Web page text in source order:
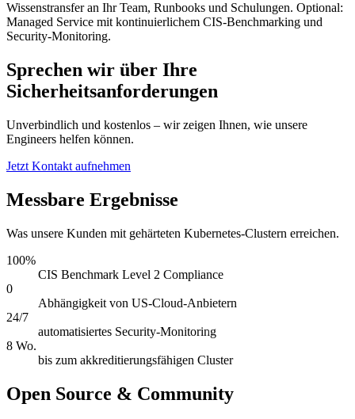
Wissenstransfer an Ihr Team, Runbooks und Schulungen. Optional:
Managed Service mit kontinuierlichem CIS-Benchmarking und
Security-Monitoring.
Sprechen wir über Ihre
Sicherheitsanforderungen
Unverbindlich und kostenlos – wir zeigen Ihnen, wie unsere
Engineers helfen können.
Jetzt Kontakt aufnehmen
Messbare Ergebnisse
Was unsere Kunden mit gehärteten Kubernetes-Clustern erreichen.
100%
CIS Benchmark Level 2 Compliance
0
Abhängigkeit von US-Cloud-Anbietern
24/7
automatisiertes Security-Monitoring
8 Wo.
bis zum akkreditierungsfähigen Cluster
Open Source & Community